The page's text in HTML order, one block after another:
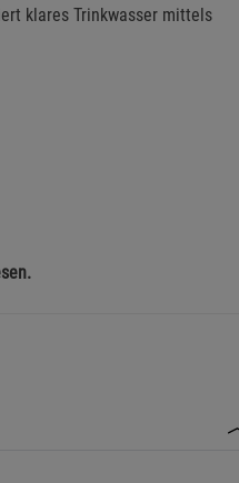
klares Trinkwasser mittels